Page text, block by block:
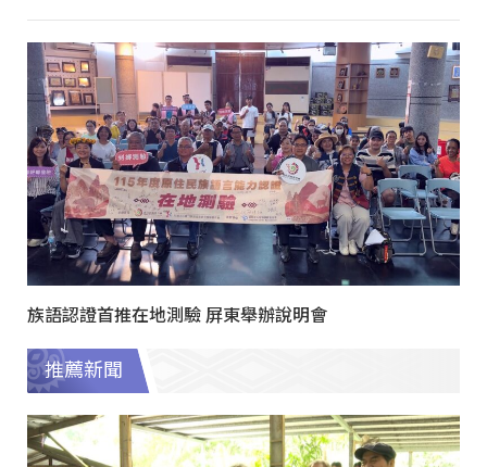
族語認證首推在地測驗 屏東舉辦說明會
推薦新聞